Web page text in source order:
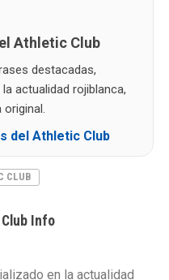
Athletic Club
destacadas,
actualidad rojiblanca,
del Athletic Club
CLUB
Info
en la actualidad